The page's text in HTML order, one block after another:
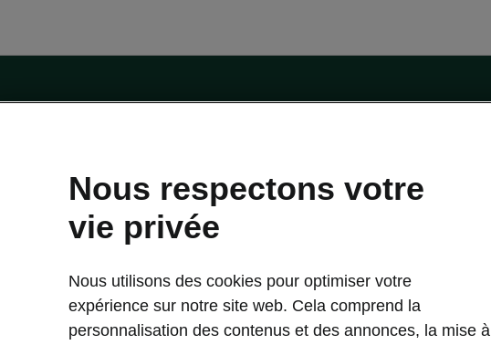
Course d’essai
Batterie et sécurité
Mise à jour logicielle
Service Cam
Applications d’infodivertissement
Entretien véhicule
Carosserie Endommagée
Nous respectons votre
vie privée
Nous utilisons des cookies pour optimiser votre
expérience sur notre site web. Cela comprend la
personnalisation des contenus et des annonces, la mise à